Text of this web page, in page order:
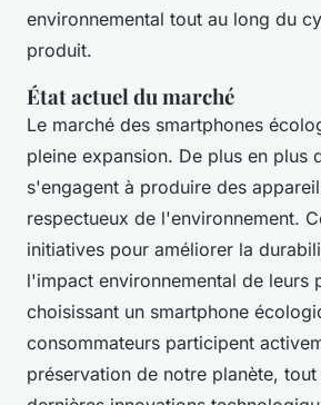
environnemental tout au long du
produit.
État actuel du marché
Le marché des smartphones
pleine expansion. De plus en plus
s'engagent à produire des
respectueux de l'environnement.
initiatives pour améliorer la
l'impact environnemental de leurs
choisissant un smartphone
consommateurs participent
préservation de notre planète,